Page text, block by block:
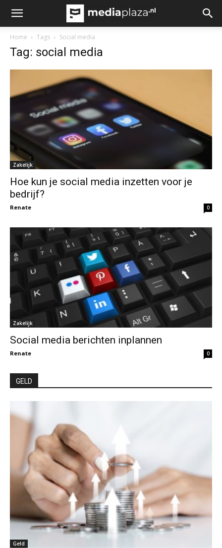
Home Tags Social media
Tag: social media
Zakelijk
Hoe kun je social media inzetten voor je
bedrijf?
Renate 0
Zakelijk
Social media berichten inplannen
Renate 0
GELD
Geld